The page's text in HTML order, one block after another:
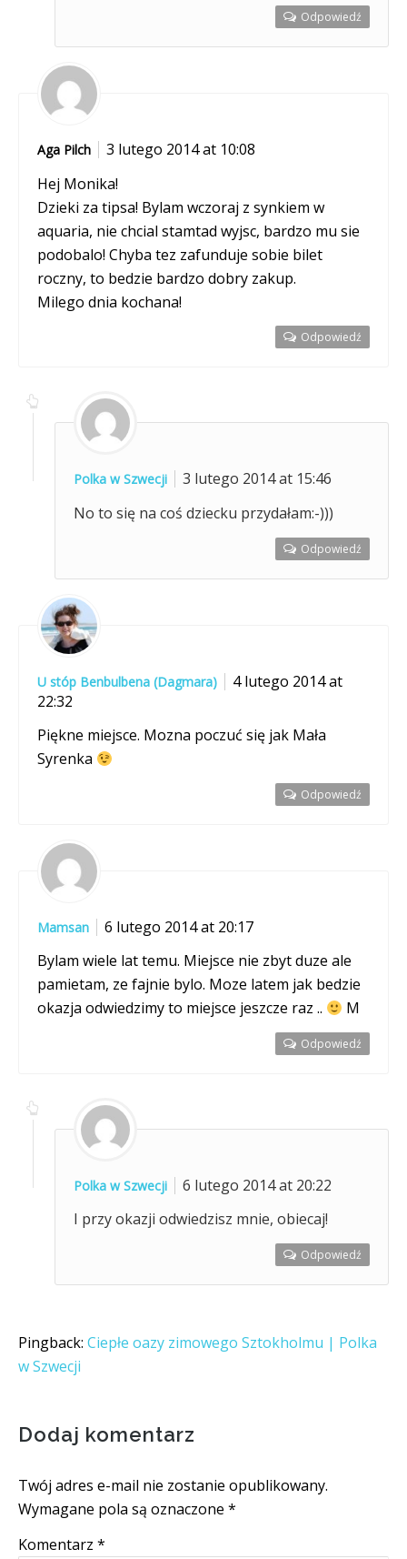
Odpowiedź
Aga Pilch
3 lutego 2014 at 10:08
Hej Monika!
Dzieki za tipsa! Bylam wczoraj z synkiem w
aquaria, nie chcial stamtad wyjsc, bardzo mu sie
podobalo! Chyba tez zafunduje sobie bilet
roczny, to bedzie bardzo dobry zakup.
Milego dnia kochana!
Odpowiedź
Polka w Szwecji
3 lutego 2014 at 15:46
No to się na coś dziecku przydałam:-)))
Odpowiedź
U stóp Benbulbena (Dagmara)
4 lutego 2014 at
22:32
Piękne miejsce. Mozna poczuć się jak Mała
Syrenka
Odpowiedź
Mamsan
6 lutego 2014 at 20:17
Bylam wiele lat temu. Miejsce nie zbyt duze ale
pamietam, ze fajnie bylo. Moze latem jak bedzie
okazja odwiedzimy to miejsce jeszcze raz ..
M
Odpowiedź
Polka w Szwecji
6 lutego 2014 at 20:22
I przy okazji odwiedzisz mnie, obiecaj!
Odpowiedź
Pingback: Ciepłe oazy zimowego Sztokholmu | Polka
w Szwecji
Dodaj komentarz
Twój adres e-mail nie zostanie opublikowany.
Wymagane pola są oznaczone *
Komentarz *